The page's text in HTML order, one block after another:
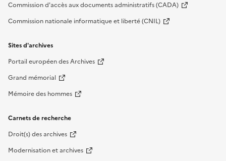
Commission d'accès aux documents administratifs (CADA)
Commission nationale informatique et liberté (CNIL)
Sites d'archives
Portail européen des Archives
Grand mémorial
Mémoire des hommes
Carnets de recherche
Droit(s) des archives
Modernisation et archives